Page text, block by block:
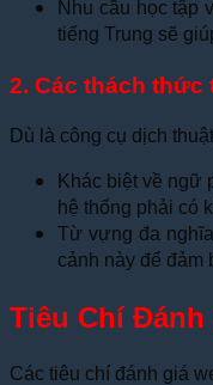
Nhu cầu học tập
tiếng Trung sẽ
2. Các thách thức
Dù là công cụ dịch
Khác biệt về ngữ
hệ thống phải có
Từ vựng đa
cảnh này để đảm
Tiêu Chí Đánh
Các tiêu chí đánh giá